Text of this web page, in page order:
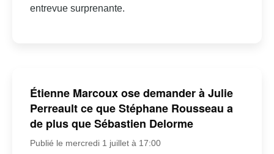
entrevue surprenante.
Étienne Marcoux ose demander à Julie
Perreault ce que Stéphane Rousseau a
de plus que Sébastien Delorme
Publié le mercredi 1 juillet à 17:00